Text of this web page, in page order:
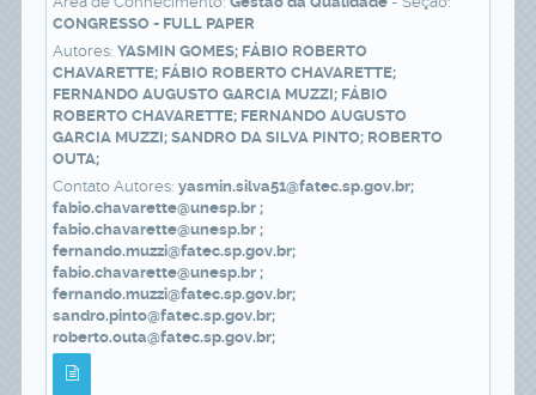
CONGRESSO - FULL PAPER
Autores: YASMIN GOMES; FÁBIO ROBERTO
CHAVARETTE; FÁBIO ROBERTO CHAVARETTE;
FERNANDO AUGUSTO GARCIA MUZZI; FÁBIO
ROBERTO CHAVARETTE; FERNANDO AUGUSTO
GARCIA MUZZI; SANDRO DA SILVA PINTO; ROBERTO
OUTA;
Contato Autores: yasmin.silva51@fatec.sp.gov.br;
fabio.chavarette@unesp.br ;
fabio.chavarette@unesp.br ;
fernando.muzzi@fatec.sp.gov.br;
fabio.chavarette@unesp.br ;
fernando.muzzi@fatec.sp.gov.br;
sandro.pinto@fatec.sp.gov.br;
roberto.outa@fatec.sp.gov.br;